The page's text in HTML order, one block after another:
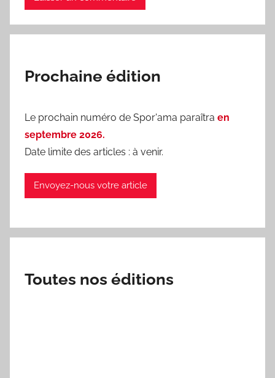
Prochaine édition
Le prochain numéro de Spor'ama paraîtra en
septembre 2026.
Date limite des articles : à venir.
Envoyez-nous votre article
Toutes nos éditions